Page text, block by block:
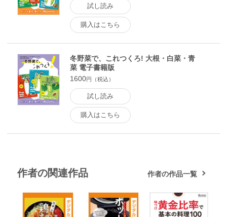
試し読み
購入はこちら
冬野菜で、これつくろ! 大根・白菜・青
菜 電子書籍版
1600円（税込）
試し読み
購入はこちら
作者の関連作品 作者の作品一覧